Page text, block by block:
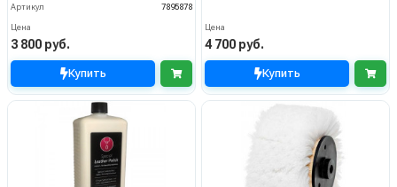
Артикул 7895878
Цена
3 800 руб.
Купить
Цена
4 700 руб.
Купить